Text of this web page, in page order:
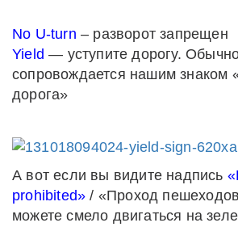
No U-turn – разворот запрещен
Yield — уступите дорогу.
сопровождается нашим знаком
дорога»
А вот если вы видите надпись
prohibited» / «Проход
можете смело двигаться на